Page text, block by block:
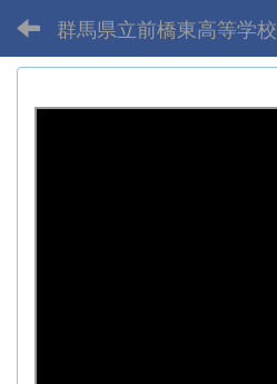
群馬県立前橋東高等学校